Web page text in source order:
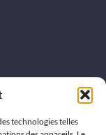
technologies telles